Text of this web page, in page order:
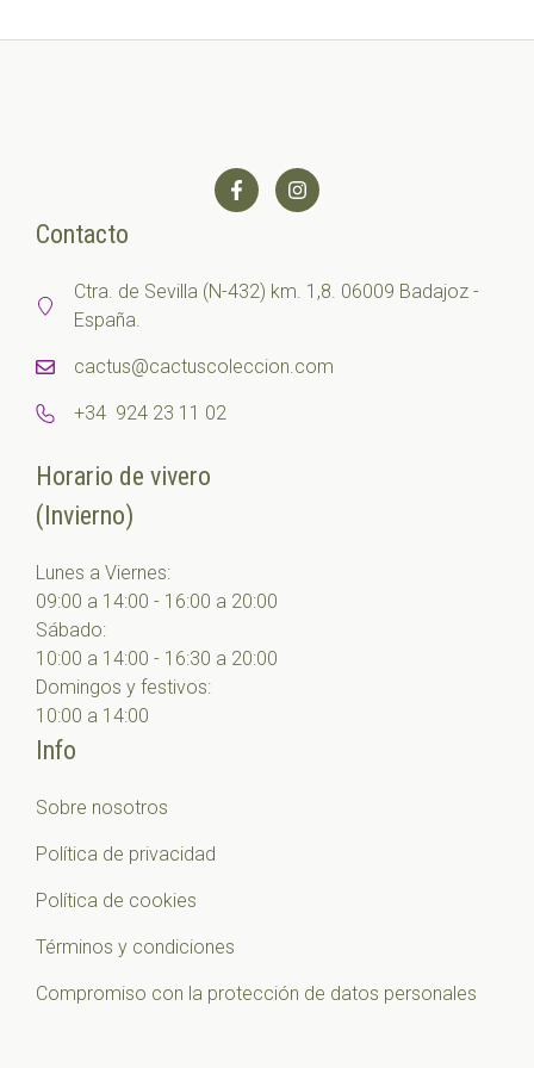
Contacto
Ctra. de Sevilla (N-432) km. 1,8. 06009 Badajoz -
España.
cactus@cactuscoleccion.com
+34 924 23 11 02
Horario de vivero
(Invierno)
Lunes a Viernes:
09:00 a 14:00 - 16:00 a 20:00
Sábado:
10:00 a 14:00 - 16:30 a 20:00
Domingos y festivos:
10:00 a 14:00
Info
Sobre nosotros
Política de privacidad
Política de cookies
Términos y condiciones
Compromiso con la protección de datos personales